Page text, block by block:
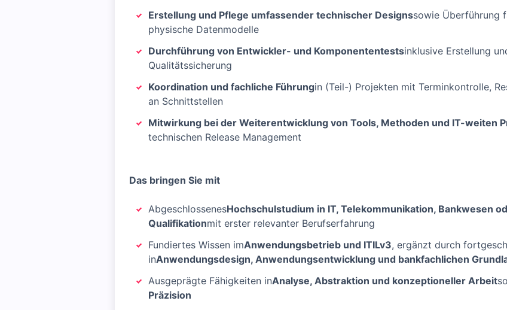
Erstellung und Pflege umfassender technischer Designssowie Überführung
physische Datenmodelle
Durchführung von Entwickler- und Komponententestsinklusive Erstellung
Qualitätssicherung
Koordination und fachliche Führungin (Teil-) Projekten mit Terminkontrolle,
an Schnittstellen
Mitwirkung bei der Weiterentwicklung von Tools, Methoden und IT-weiten
technischen Release Management
Das bringen Sie mit
AbgeschlossenesHochschulstudium in IT, Telekommunikation, Bankwesen
Qualifikationmit erster relevanter Berufserfahrung
Fundiertes Wissen imAnwendungsbetrieb und ITILv3, ergänzt durch
inAnwendungsdesign, Anwendungsentwicklung und bankfachlichen
Ausgeprägte Fähigkeiten inAnalyse, Abstraktion und konzeptioneller Arbeit
Präzision